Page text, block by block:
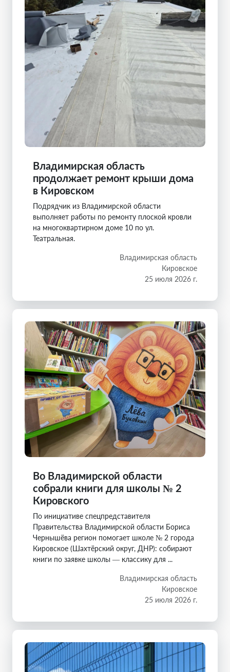
Владимирская область
продолжает ремонт крыши дома
в Кировском
Подрядчик из Владимирской области
выполняет работы по ремонту плоской кровли
на многоквартирном доме 10 по ул.
Театральная.
Владимирская область
Кировское
25 июля 2026 г.
Во Владимирской области
собрали книги для школы № 2
Кировского
По инициативе спецпредставителя
Правительства Владимирской области Бориса
Чернышёва регион помогает школе № 2 города
Кировское (Шахтёрский округ, ДНР): собирают
книги по заявке школы — классику для ...
Владимирская область
Кировское
25 июля 2026 г.